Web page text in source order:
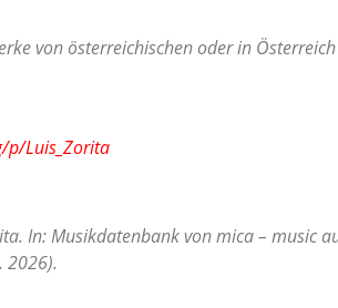
von österreichischen oder in
p/Luis_Zorita
In: Musikdatenbank von mica – music
2026).